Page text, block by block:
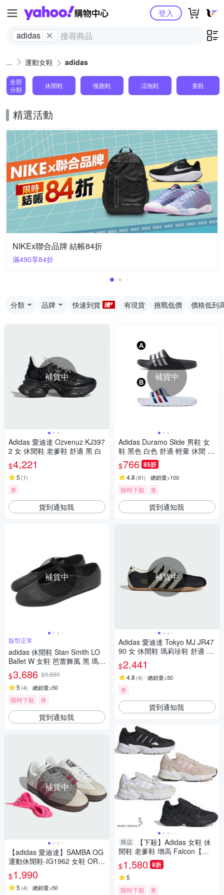
Yahoo購物中心
adidas
登入
運動女鞋 adidas
全部
分類
休閒鞋 慢跑鞋 涼拖鞋 童鞋
精選活動
NIKEx聯合品牌 結帳84折
滿490享84折
分類 品牌 快速到貨 有現貨 挑戰低價 價格低到
補貨中
Adidas 愛迪達 Ozvenuz KJ397
2 女 休閒鞋 老爹鞋 舒適 黑 白
$4,221
5 (1)
券
貨到通知我
補貨中
版型正常
adidas 休閒鞋 Stan Smith LO
Ballet W 女鞋 芭蕾舞風 黑 瑪莉
珍 愛迪達 JQ6939
$3,686 $3,880
5 (4) 總銷量>50
限時下殺 券
貨到通知我
補貨中
【adidas 愛迪達】SAMBA OG
運動休閒鞋-IG1962 女鞋 ORIG
INALS經典休閒鞋 米白x粉
$1,990
5 (4) 總銷量>50
補貨中
Adidas Duramo Slide 男鞋 女
鞋 黑色 白色 舒適 輕量 休閒 拖
鞋 G15890 U43664 (多款選)
$766 85折
4.8 (81) 總銷量>100
限時下殺 券
貨到通知我
補貨中
Adidas 愛迪達 Tokyo MJ JR47
90 女 休閒鞋 瑪莉珍鞋 舒適 黑
白
$2,441
4.8 (4) 總銷量>50
券
貨到通知我
商店
【下殺】Adidas 女鞋 休
閒鞋 老爹鞋 增高 Falcon【運
動世界】IG8301/IE8203/IG57
32/IG8300
$1,580 8折
5
限時下殺
券